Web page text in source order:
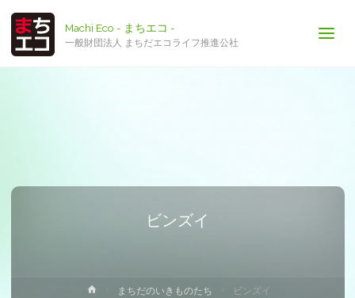
Machi Eco - まちエコ -
一般財団法人 まちだエコライフ推進公社
ビンズイ
まちだのいきものたち ビンズイ